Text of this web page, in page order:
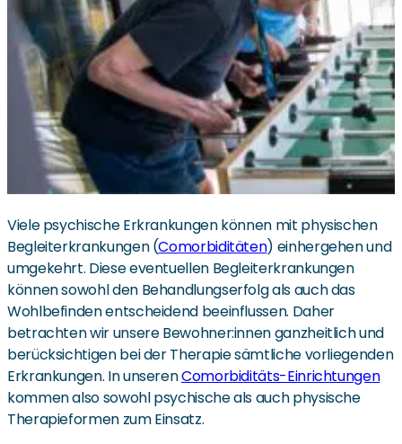
Viele psychische Erkrankungen können mit physischen
Begleiterkrankungen (Comorbiditäten) einhergehen und
umgekehrt. Diese eventuellen Begleiterkrankungen
können sowohl den Behandlungserfolg als auch das
Wohlbefinden entscheidend beeinflussen. Daher
betrachten wir unsere Bewohner:innen ganzheitlich und
berücksichtigen bei der Therapie sämtliche vorliegenden
Erkrankungen. In unserenComorbiditäts-Einrichtungen
kommen also sowohl psychische als auch physische
Therapieformen zum Einsatz.